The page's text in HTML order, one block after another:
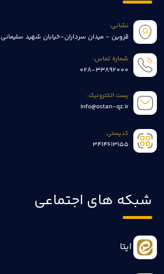
نشانی:
قزوین - میدان سرداران-خیابان شهید سلیمانی
شماره تماس:
028-33892000
پست الکترونیک:
info@ostan-qz.ir
کدپستی:
3414613155
شبکه های اجتماعی
ایتا